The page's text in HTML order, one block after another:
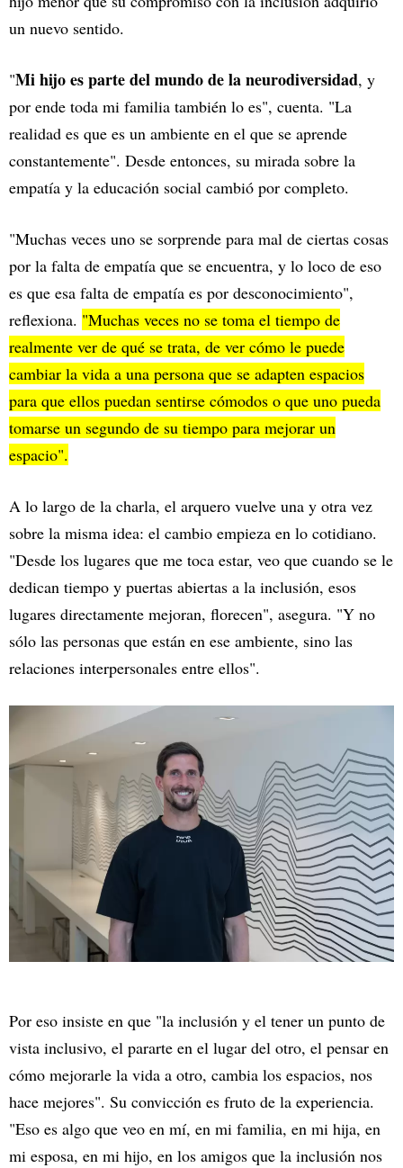
un nuevo sentido.
"Mi hijo es parte del mundo de la neurodiversidad, y
por ende toda mi familia también lo es", cuenta. "La
realidad es que es un ambiente en el que se aprende
constantemente". Desde entonces, su mirada sobre la
empatía y la educación social cambió por completo.
"Muchas veces uno se sorprende para mal de ciertas cosas
por la falta de empatía que se encuentra, y lo loco de eso
es que esa falta de empatía es por desconocimiento",
reflexiona. "Muchas veces no se toma el tiempo de
realmente ver de qué se trata, de ver cómo le puede
cambiar la vida a una persona que se adapten espacios
para que ellos puedan sentirse cómodos o que uno pueda
tomarse un segundo de su tiempo para mejorar un
espacio".
A lo largo de la charla, el arquero vuelve una y otra vez
sobre la misma idea: el cambio empieza en lo cotidiano.
"Desde los lugares que me toca estar, veo que cuando se le
dedican tiempo y puertas abiertas a la inclusión, esos
lugares directamente mejoran, florecen", asegura. "Y no
sólo las personas que están en ese ambiente, sino las
relaciones interpersonales entre ellos".
Por eso insiste en que "la inclusión y el tener un punto de
vista inclusivo, el pararte en el lugar del otro, el pensar en
cómo mejorarle la vida a otro, cambia los espacios, nos
hace mejores". Su convicción es fruto de la experiencia.
"Eso es algo que veo en mí, en mi familia, en mi hija, en
mi esposa, en mi hijo, en los amigos que la inclusión nos